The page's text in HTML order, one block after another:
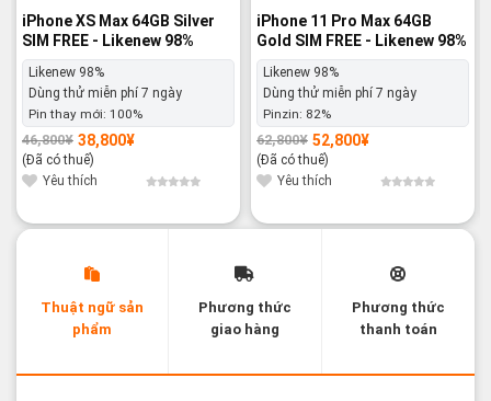
iPhone XS Max 64GB Silver
SIM FREE - Likenew 98%
Likenew 98%
Dùng thử miễn phí 7 ngày
Pin thay mới: 100%
46,800¥
Giá
gốc
là:
46,800¥.
38,800¥
Giá
hiện
tại
là:
38,800¥.
(Đã có thuế)
Yêu thích
iPhone 11 Pro Max 64GB
Gold SIM FREE - Likenew 98%
Likenew 98%
Dùng thử miễn phí 7 ngày
Pinzin: 82%
62,800¥
Giá
gốc
là:
62,800¥.
52,800¥
Giá
hiện
tại
là:
52,800¥.
(Đã có thuế)
Yêu thích
Thuật ngữ sản
phẩm
Phương thức
giao hàng
Phương thức
thanh toán